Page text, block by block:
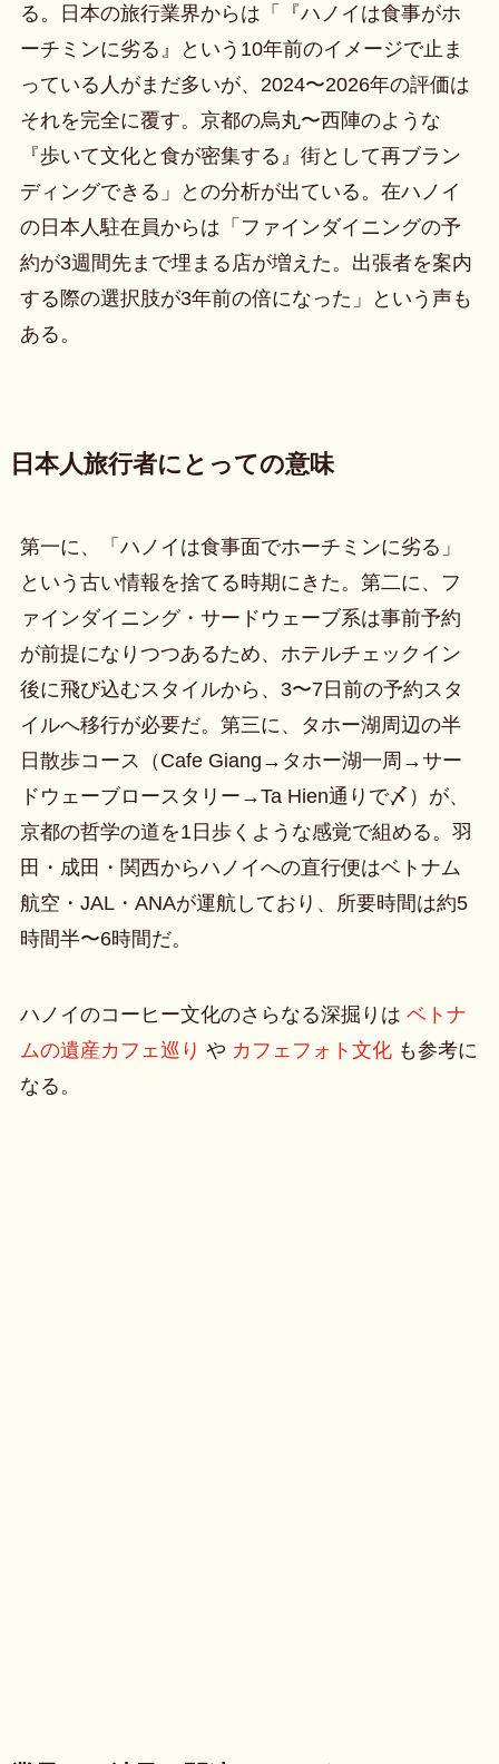
る。日本の旅行業界からは「『ハノイは食事がホ
ーチミンに劣る』という10年前のイメージで止ま
っている人がまだ多いが、2024〜2026年の評価は
それを完全に覆す。京都の烏丸〜西陣のような
『歩いて文化と食が密集する』街として再ブラン
ディングできる」との分析が出ている。在ハノイ
の日本人駐在員からは「ファインダイニングの予
約が3週間先まで埋まる店が増えた。出張者を案内
する際の選択肢が3年前の倍になった」という声も
ある。
日本人旅行者にとっての意味
第一に、「ハノイは食事面でホーチミンに劣る」
という古い情報を捨てる時期にきた。第二に、フ
ァインダイニング・サードウェーブ系は事前予約
が前提になりつつあるため、ホテルチェックイン
後に飛び込むスタイルから、3〜7日前の予約スタ
イルへ移行が必要だ。第三に、タホー湖周辺の半
日散歩コース（Cafe Giang→タホー湖一周→サー
ドウェーブロースタリー→Ta Hien通りで〆）が、
京都の哲学の道を1日歩くような感覚で組める。羽
田・成田・関西からハノイへの直行便はベトナム
航空・JAL・ANAが運航しており、所要時間は約5
時間半〜6時間だ。
ハノイのコーヒー文化のさらなる深掘りは ベトナ
ムの遺産カフェ巡り や カフェフォト文化も参考に
なる。